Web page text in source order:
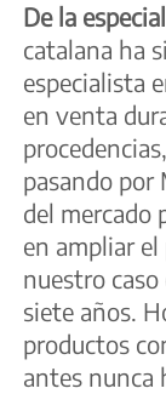
De la
catalana ha
especialista
en venta
pasando por
del mercado
en ampliar
nuestro
siete años.
productos
antes nunca